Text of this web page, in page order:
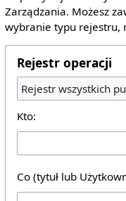
Zarządzania. Możesz
wybranie typu rejestru,
Rejestr operacji
Rejestr wszystkich
Kto:
Co (tytuł lub